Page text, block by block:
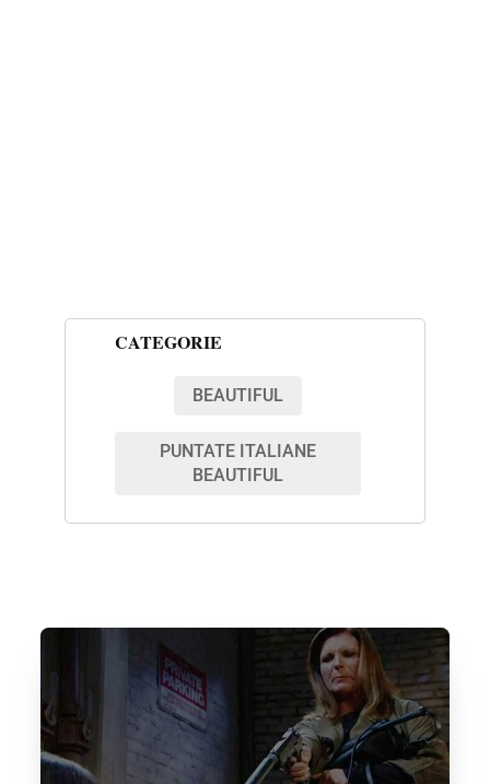
CATEGORIE
BEAUTIFUL
PUNTATE ITALIANE
BEAUTIFUL